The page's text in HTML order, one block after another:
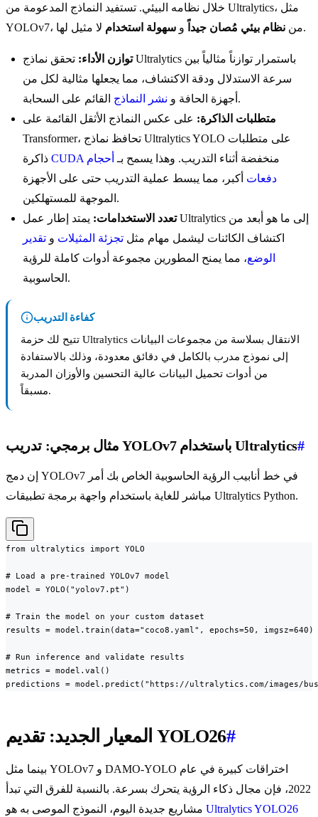
خلال نظامه البيئي. تستفيد النماذج المدعومة من Ultralytics، مثل
YOLOv7، من نظام بيئي مُصان جيداً و سهولة استخدام لا مثيل لها.
توازن الأداء: تحقق نماذج Ultralytics باستمرار توازناً مثالياً بين
سرعة الاستدلال ودقة الاكتشاف، مما يجعلها مثالية لكل من
أجهزة الحافة و نشر النماذج
القائم على السحابة.
متطلبات الذاكرة: على عكس النماذج الأثقل القائمة على
Transformer، تحافظ نماذج Ultralytics YOLO على متطلبات
CUDA منخفضة أثناء التدريب. وهذا يسمح بـ أحجام
دفعات أكبر، مما يبسط عملية التدريب حتى على الأجهزة
الموجهة للمستهلكين.
تعدد الاستخدامات: يمتد إطار عمل Ultralytics إلى ما هو أبعد من
اكتشاف الكائنات ليشمل مهام مثل تجزئة المثيلات و تقدير
الوضع، مما يمنح المطورين مجموعة أدوات كاملة للرؤية
الحاسوبية.
كفاءة التدريب
تتيح لك حزمة Ultralytics الانتقال بسلاسة من مجموعات البيانات
إلى نموذج مدرب بالكامل في دقائق معدودة، وذلك بالاستفادة
من أدوات تحميل البيانات عالية التحسين والأوزان المدربة
مسبقاً.
مثال برمجي: تدريب YOLOv7 باستخدام Ultralytics#
إن دمج YOLOv7 في خط أنابيب الرؤية الحاسوبية الخاص بك أمر
مباشر للغاية باستخدام واجهة برمجة تطبيقات Ultralytics Python.
from ultralytics import YOLO
# Load a pre-trained YOLOv7 model
model = YOLO("yolov7.pt")
# Train the model on your custom dataset
results = model.train(data="coco8.yaml", epochs=50, imgsz=640)
# Run inference and validate results
metrics = model.val()
predictions = model.predict("https://ultralytics.com/images/
المعيار الجديد: تقديم YOLO26#
بينما مثل YOLOv7 و DAMO-YOLO اختراقات كبيرة في عام
2022، فإن مجال ذكاء الرؤية يتحرك بسرعة. بالنسبة للفرق التي تبدأ
Ultralytics YOLO26